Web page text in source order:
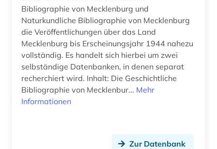
Bibliographie von Mecklenburg und
Naturkundliche Bibliographie von Mecklenburg
die Veröffentlichungen über das Land
Mecklenburg bis Erscheinungsjahr 1944 nahezu
vollständig. Es handelt sich hierbei um zwei
selbständige Datenbanken, in denen separat
recherchiert wird. Inhalt: Die Geschichtliche
Bibliographie von Mecklenbur... Mehr
Informationen
Zur Datenbank